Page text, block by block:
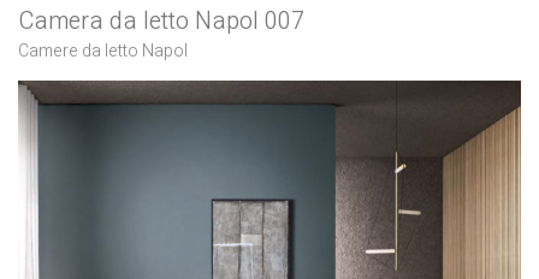
Camera da letto Napol 007
Camere da letto Napol